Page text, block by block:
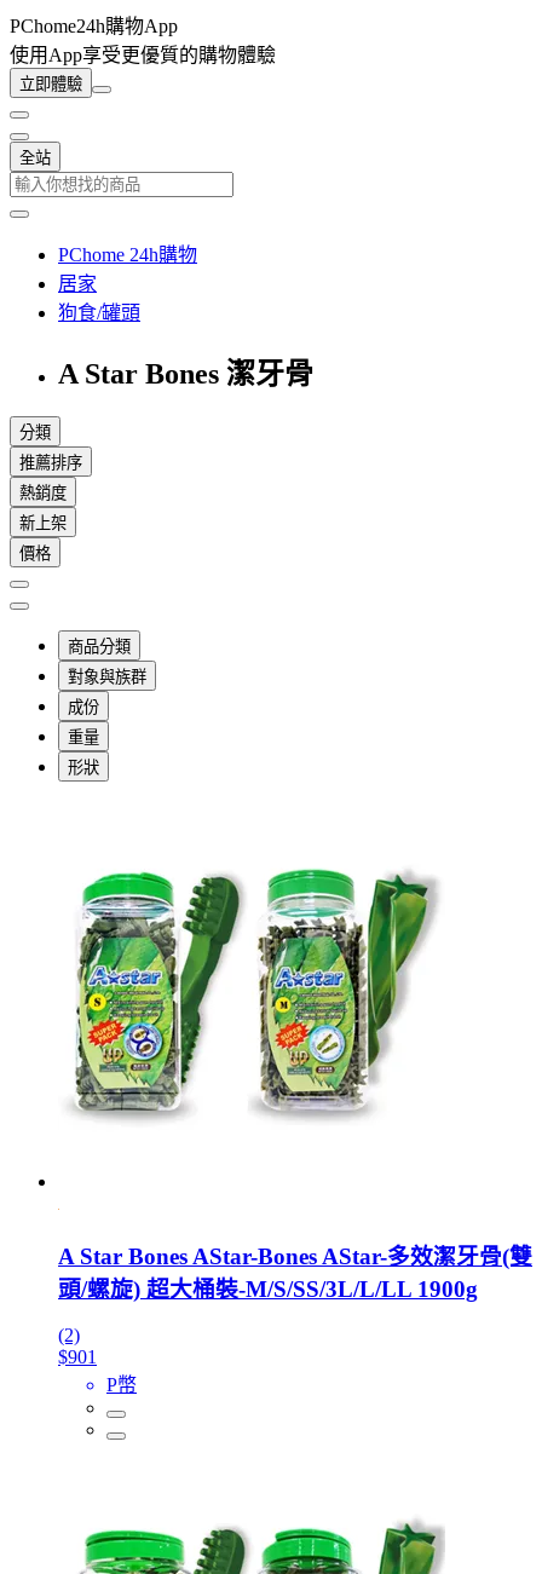
PChome24h購物App
使用App享受更優質的購物體驗
立即體驗
全站
PChome 24h購物
居家
狗食/罐頭
A Star Bones 潔牙骨
分類
推薦排序
熱銷度
新上架
價格
商品分類
對象與族群
成份
重量
形狀
A Star Bones AStar-Bones AStar-多效潔牙骨(雙
頭/螺旋) 超大桶裝-M/S/SS/3L/L/LL 1900g
(2)
$901
P幣